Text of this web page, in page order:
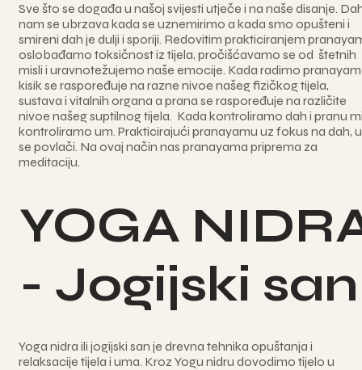
Sve što se događa u našoj svijesti utječe i na naše disanje.
nam se ubrzava kada se uznemirimo a kada smo opušteni i
smireni dah je dulji i sporiji. Redovitim prakticiranjem
oslobađamo toksičnost iz tijela, pročišćavamo se od štetnih
misli i uravnotežujemo naše emocije. Kada radimo
kisik se raspoređuje na razne nivoe našeg fizičkog tijela,
sustava i vitalnih organa a prana se raspoređuje na različite
nivoe našeg suptilnog tijela. Kada kontroliramo dah i pranu
kontroliramo um. Prakticirajući pranayamu uz fokus na dah,
se povlači. Na ovaj način nas pranayama priprema za
meditaciju.
YOGA
- Jogijski san
Yoga nidra ili jogijski san je drevna tehnika opuštanja i
relaksacije tijela i uma. Kroz Yogu nidru dovodimo tijelo u